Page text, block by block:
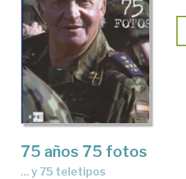
75 años 75 fotos
... y 75 teletipos